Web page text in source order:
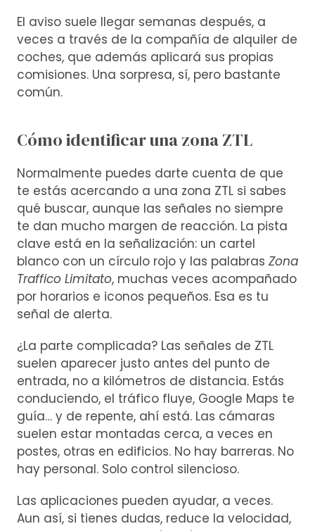
El aviso suele llegar semanas después, a
veces a través de la compañía de alquiler de
coches, que además aplicará sus propias
comisiones. Una sorpresa, sí, pero bastante
común.
Cómo identificar una zona ZTL
Normalmente puedes darte cuenta de que
te estás acercando a una zona ZTL si sabes
qué buscar, aunque las señales no siempre
te dan mucho margen de reacción. La pista
clave está en la señalización: un cartel
blanco con un círculo rojo y las palabras Zona
Traffico Limitato, muchas veces acompañado
por horarios e iconos pequeños. Esa es tu
señal de alerta.
¿La parte complicada? Las señales de ZTL
suelen aparecer justo antes del punto de
entrada, no a kilómetros de distancia. Estás
conduciendo, el tráfico fluye, Google Maps te
guía… y de repente, ahí está. Las cámaras
suelen estar montadas cerca, a veces en
postes, otras en edificios. No hay barreras. No
hay personal. Solo control silencioso.
Las aplicaciones pueden ayudar, a veces.
Aun así, si tienes dudas, reduce la velocidad,